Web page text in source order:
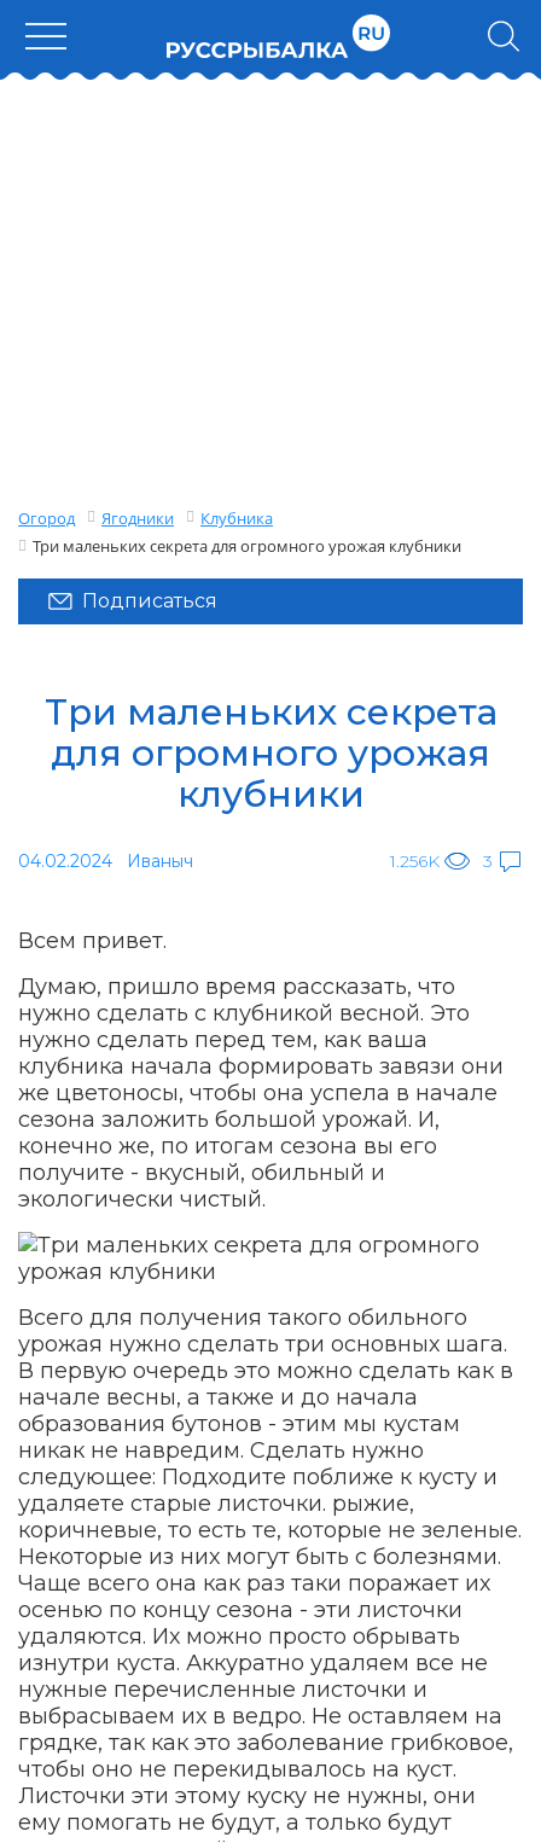
Огород Ягодники
Клубника
Три маленьких секрета для огромного урожая клубники
Подписаться
Три маленьких секрета
для огромного урожая
клубники
04.02.2024 Иваныч 1.256K 3
Всем привет.
Думаю, пришло время рассказать, что
нужно сделать с клубникой весной. Это
нужно сделать перед тем, как ваша
клубника начала формировать завязи они
же цветоносы, чтобы она успела в начале
сезона заложить большой урожай. И,
конечно же, по итогам сезона вы его
получите - вкусный, обильный и
экологически чистый.
Всего для получения такого обильного
урожая нужно сделать три основных шага.
В первую очередь это можно сделать как в
начале весны, а также и до начала
образования бутонов - этим мы кустам
никак не навредим. Сделать нужно
следующее: Подходите поближе к кусту и
удаляете старые листочки. рыжие,
коричневые, то есть те, которые не зеленые.
Некоторые из них могут быть с болезнями.
Чаще всего она как раз таки поражает их
осенью по концу сезона - эти листочки
удаляются. Их можно просто обрывать
изнутри куста. Аккуратно удаляем все не
нужные перечисленные листочки и
выбрасываем их в ведро. Не оставляем на
грядке, так как это заболевание грибковое,
чтобы оно не перекидывалось на куст.
Листочки эти этому куску не нужны, они
ему помогать не будут, а только будут